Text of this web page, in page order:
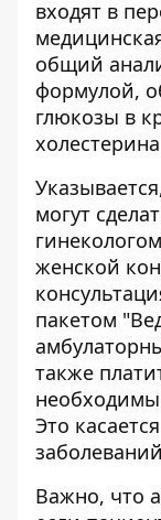
входят в
общий
формулой,
глюкозы в
могут
женской
пакетом
также
Это
Важно, что